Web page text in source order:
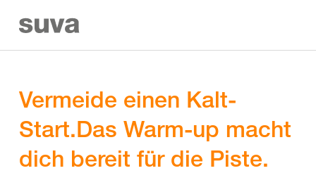
Vermeide einen Kalt-
Start.Das Warm-up macht
dich bereit für die Piste.